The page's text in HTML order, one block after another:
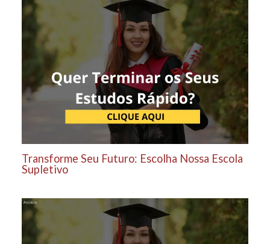
Transforme Seu Futuro: Escolha Nossa Escola
Supletivo